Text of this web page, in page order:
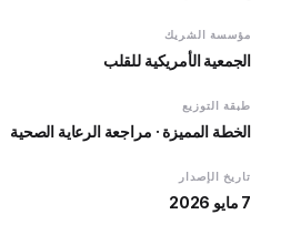
مؤسسة الشريك
الجمعية الأمريكية للقلب
طبقة التوزيع
الخطة المميزة · مراجعة الرعاية الصحية
تاريخ الإصدار
7 مايو 2026